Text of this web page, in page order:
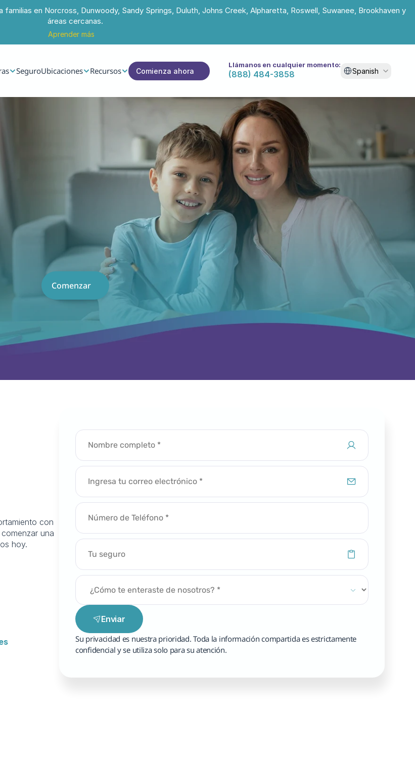
familias en Norcross, Dunwoody, Sandy Springs, Duluth, Johns Creek, Alpharetta, Roswell, Suwanee, Brookhaven y
áreas cercanas.
Aprender más
SeguroUbicaciones Recursos Comienza ahora
Llámanos en cualquier momento:
(888) 484-3858
Select Language
Spanish
Comenzar
con
una
hoy.
Enviar
Su privacidad es nuestra prioridad. Toda la información compartida es estrictamente
confidencial y se utiliza solo para su atención.